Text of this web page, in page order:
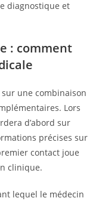
diagnostique et
: comment
une combinaison
Lors
d’abord sur
précises sur
contact joue
clinique.
lequel le médecin